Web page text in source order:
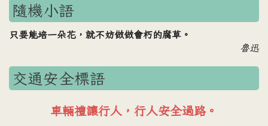
隨機小語
只要能培一朵花，就不妨做做會朽的腐草。
魯迅
交通安全標語
車輛禮讓行人，行人安全過路。